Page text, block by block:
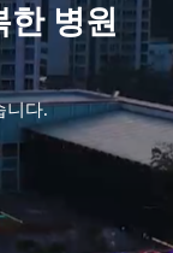
한 병원
니다.